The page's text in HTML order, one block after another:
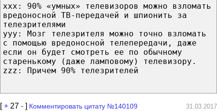
xxx: 90% «умных» телевизоров можно взломать
вредоносной ТВ-передачей и шпионить за
телезрителями
yyy: Мозг телезрителя можно точно взломать
с помощью вредоносной телепередачи, даже
если он будет смотреть ее по обычному
старенькому (даже ламповому) телевизору.
zzz: Причем 90% телезрителей
[+ 27 - ] Комментировать цитату №140109 31.03.2017